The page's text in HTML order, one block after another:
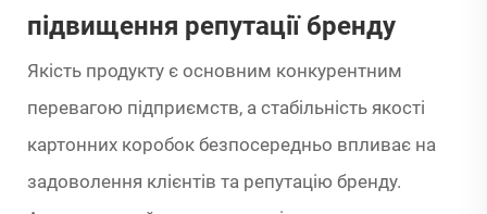
підвищення репутації бренду
Якість продукту є основним конкурентним
перевагою підприємств, а стабільність якості
картонних коробок безпосередньо впливає на
задоволення клієнтів та репутацію бренду.